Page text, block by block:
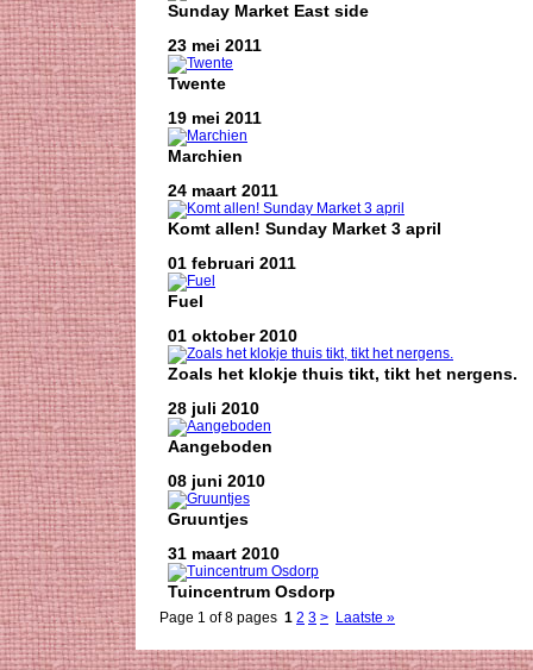
Sunday Market East side
23 mei 2011
Twente
19 mei 2011
Marchien
24 maart 2011
Komt allen! Sunday Market 3 april
01 februari 2011
Fuel
01 oktober 2010
Zoals het klokje thuis tikt, tikt het nergens.
28 juli 2010
Aangeboden
08 juni 2010
Gruuntjes
31 maart 2010
Tuincentrum Osdorp
Page 1 of 8 pages 1 2 3 > Laatste »